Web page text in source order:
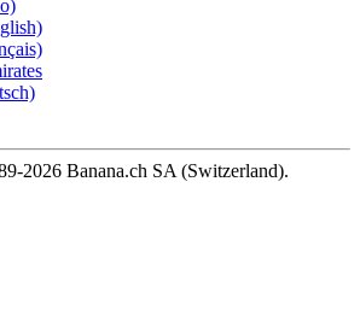
2026 Banana.ch SA (Switzerland).